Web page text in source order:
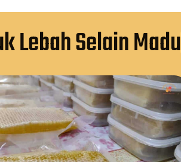
Lebah Selain Madu